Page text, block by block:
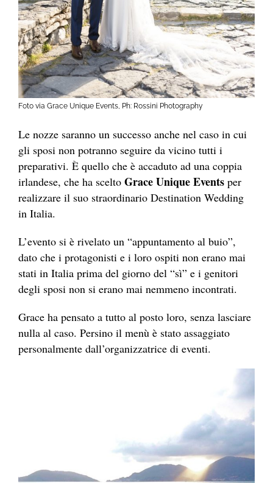
Foto via Grace Unique Events, Ph: Rossini Photography
Le nozze saranno un successo anche nel caso in cui
gli sposi non potranno seguire da vicino tutti i
preparativi. È quello che è accaduto ad una coppia
irlandese, che ha scelto Grace Unique Events per
realizzare il suo straordinario Destination Wedding
in Italia.
L’evento si è rivelato un “appuntamento al buio”,
dato che i protagonisti e i loro ospiti non erano mai
stati in Italia prima del giorno del “sì” e i genitori
degli sposi non si erano mai nemmeno incontrati.
Grace ha pensato a tutto al posto loro, senza lasciare
nulla al caso. Persino il menù è stato assaggiato
personalmente dall’organizzatrice di eventi.